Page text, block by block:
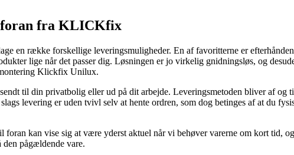
foran fra KLICKfix
en række forskellige leveringsmuligheder. En af favoritterne er
lige når det passer dig. Løsningen er jo virkelig gnidningsløs, og
Klickfix Unilux.
til din privatbolig eller ud på dit arbejde. Leveringsmetoden bliver af og
levering er uden tvivl selv at hente ordren, som dog betinges af at du
kan vise sig at være yderst aktuel når vi behøver varerne om kort tid,
den pågældende vare.